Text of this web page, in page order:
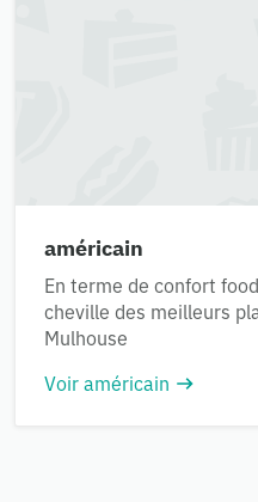
américain
En terme de confort
cheville des meilleurs
Mulhouse
Voir américain